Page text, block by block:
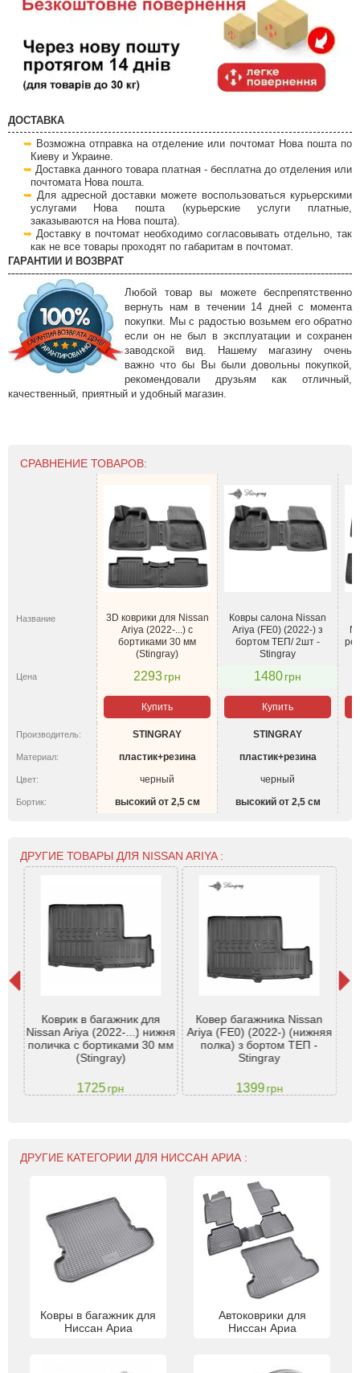
ДОСТАВКА
Возможна отправка на отделение или почтомат Нова пошта по
Киеву и Украине.
Доставка данного товара платная - бесплатна до отделения или
почтомата Нова пошта.
Для адресной доставки можете воспользоваться курьерскими
услугами Нова пошта (курьерские услуги платные,
заказываются на Нова пошта).
Доставку в почтомат необходимо согласовывать отдельно, так
как не все товары проходят по габаритам в почтомат.
ГАРАНТИИ И ВОЗВРАТ
Любой товар вы можете беспрепятственно
вернуть нам в течении 14 дней с момента
покупки. Мы с радостью возьмем его обратно
если он не был в эксплуатации и сохранен
заводской вид. Нашему магазину очень
важно что бы Вы были довольны покупкой,
рекомендовали друзьям как отличный,
качественный, приятный и удобный магазин.
СРАВНЕНИЕ ТОВАРОВ:
Название
3D коврики для Nissan
Ariya (2022-...) с
бортиками 30 мм
(Stingray)
Ковры салона Nissan
Ariya (FE0) (2022-) з
бортом ТЕП/ 2шт -
Stingray
Цена 2293грн 1480грн
Купить Купить
Производитель: STINGRAY STINGRAY
Материал: пластик+резина пластик+резина
Цвет: черный черный
Бортик: высокий от 2,5 см высокий от 2,5 см
ДРУГИЕ ТОВАРЫ ДЛЯ NISSAN ARIYA :
Коврик в багажник для
Nissan Ariya (2022-...) нижня
поличка с бортиками 30 мм
(Stingray)
1725грн
Ковер багажника Nissan
Ariya (FE0) (2022-) (нижняя
полка) з бортом ТЕП -
Stingray
1399грн
ДРУГИЕ КАТЕГОРИИ ДЛЯ НИССАН АРИА :
Ковры в багажник для
Ниссан Ариа
Автоковрики для
Ниссан Ариа